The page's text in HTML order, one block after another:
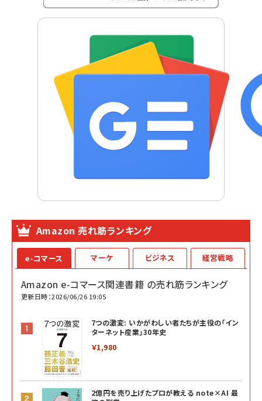
Amazon 売れ筋ランキング
e-コマース
Amazon e-コマース関連書籍 の売れ筋ランキング
更新日時：2026/06/26 19:05
7つの激変: いかがわしい者たちが主役の「イン
ターネット産業」30年史
￥1,980
2億円を売り上げたプロが教える note×AI 最
マーケ ビジネス 経営戦略